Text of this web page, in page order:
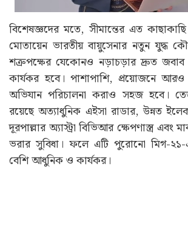
বিশেষজ্ঞদের মতে, সীমান্তের এত
মোতায়েন ভারতীয় বায়ুসেনার নতুন যুদ্ধ
শত্রুপক্ষের যেকোনও নড়াচড়ার দ্রুত
কার্যকর হবে। পাশাপাশি, প্রয়োজনে
অভিযান পরিচালনা করাও সহজ হবে।
রয়েছে অত্যাধুনিক এইসা রাডার, উন্নত
দূরপাল্লার অ্যাস্ট্রা বিভিআর ক্ষেপণাস্ত্র এবং
ভরার সুবিধা। ফলে এটি পুরোনো মিগ-
বেশি আধুনিক ও কার্যকর।